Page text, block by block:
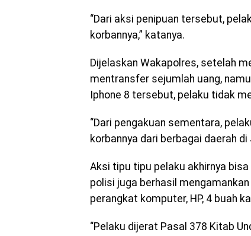
“Dari aksi penipuan tersebut,
korbannya,” katanya.
Dijelaskan Wakapolres, setelah
mentransfer sejumlah uang,
Iphone 8 tersebut, pelaku tidak
“Dari pengakuan sementara,
korbannya dari berbagai daerah di
Aksi tipu tipu pelaku akhirnya
polisi juga berhasil
perangkat komputer, HP, 4 buah
“Pelaku dijerat Pasal 378 Kitab